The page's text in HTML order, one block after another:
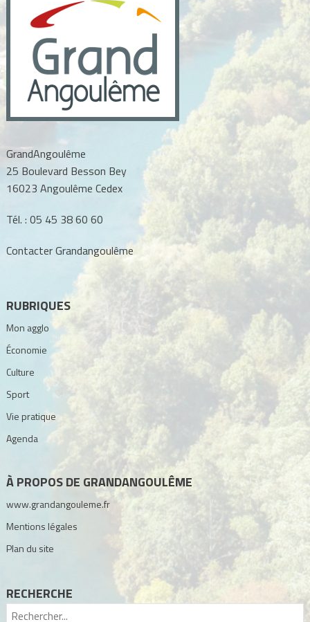
GrandAngoulême
25 Boulevard Besson Bey
16023 Angoulême Cedex
Tél. : 05 45 38 60 60
Contacter Grandangoulême
RUBRIQUES
Mon agglo
Économie
Culture
Sport
Vie pratique
Agenda
À PROPOS DE GRANDANGOULÊME
www.grandangouleme.fr
Mentions légales
Plan du site
RECHERCHE